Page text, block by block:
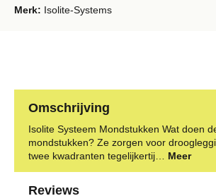
Merk: Isolite-Systems
Omschrijving
Isolite Systeem Mondstukken Wat doen
mondstukken? Ze zorgen voor
twee kwadranten tegelijkertij… Meer
Reviews